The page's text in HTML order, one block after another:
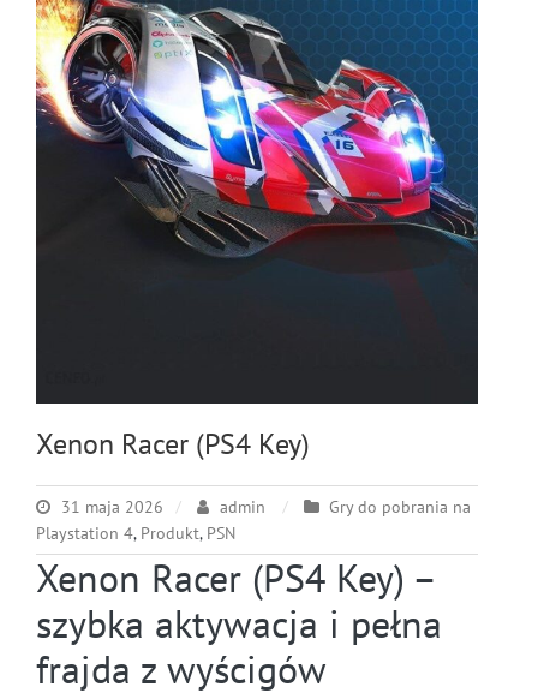
Xenon Racer (PS4 Key)
31 maja 2026 admin
Gry do pobrania na
Playstation 4, Produkt, PSN
Xenon Racer (PS4 Key) –
szybka aktywacja i pełna
frajda z wyścigów